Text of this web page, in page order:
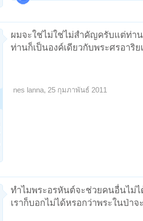
ผมจะใช่ไม่ใช่ไม่สำคัญครับแต่ท่า
ท่านก็เป็นองค์เดียวกับพระศรอาริย
nes lanna, 25 กุมภาพันธ์ 2011
ทำไมพระอรหันต์จะช่วยคนอื่นไม่
เราก็บอกไม่ได้หรอกว่าพระในป่า